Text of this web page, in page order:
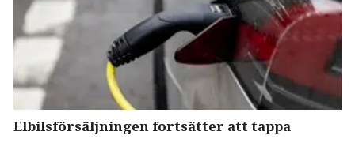
Elbilsförsäljningen fortsätter att tappa